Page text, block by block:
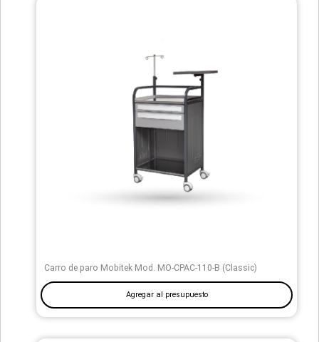
Carro de paro Mobitek Mod. MO-CPAC-110-B (Classic)
Agregar al presupuesto